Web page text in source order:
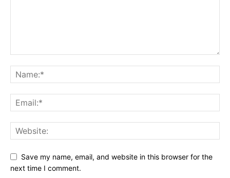
Save my name, email, and website in this browser for the
next time I comment.